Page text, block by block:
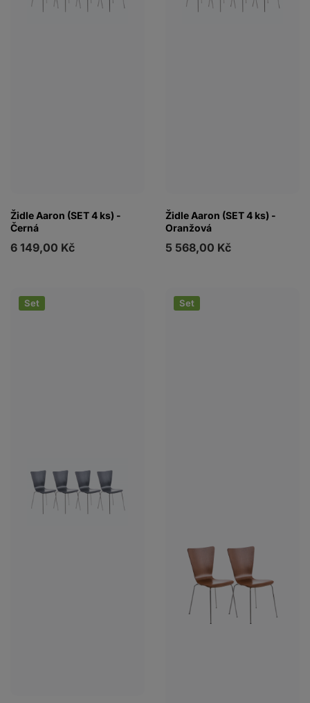
Židle Aaron (SET 4 ks) -
Černá
6 149,00 Kč
Židle Aaron (SET 4 ks) -
Oranžová
5 568,00 Kč
Set Set